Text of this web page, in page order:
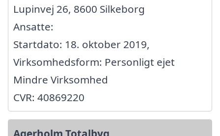
Lupinvej 26, 8600 Silkeborg
Ansatte:
Startdato: 18. oktober 2019,
Virksomhedsform: Personligt ejet
Mindre Virksomhed
CVR: 40869220